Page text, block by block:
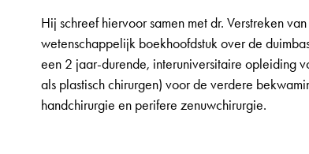
Hij schreef hiervoor samen met dr. Verstreken
wetenschappelijk boekhoofdstuk over de
een 2 jaar-durende, interuniversitaire opleiding
als plastisch chirurgen) voor de verdere
handchirurgie en perifere zenuwchirurgie.